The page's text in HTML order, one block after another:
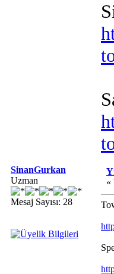
SinanGurkan
Uzman
Mesaj Sayısı: 28
«